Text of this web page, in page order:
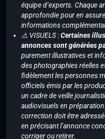
équipe d’experts. Chaque
approfondie pour en
informations
⚠️ VISUELS :Certaines
annonces sont générées
purement illustratives et
des photographies réelles
fidèlement les personnes
officiels émis par les
un cadre de veille
audiovisuels en
correction doit être
en précisant l’annonce
corriger ou retirer.